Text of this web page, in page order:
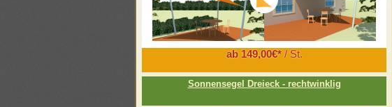
ab 149,00€*/ St.
Sonnensegel Dreieck - rechtwinklig